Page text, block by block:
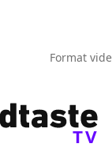
Format
TV